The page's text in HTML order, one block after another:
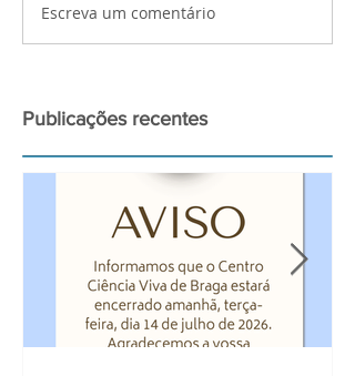
Palestra de preparação
para a observação do
Escreva um comentário
Publicações recentes